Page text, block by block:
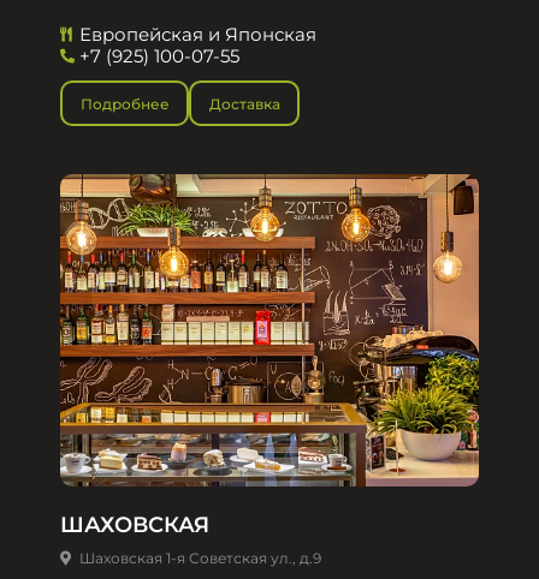
Европейская и Японская
+7 (925) 100-07-55
Подробнее Доставка
ШАХОВСКАЯ
Шаховская 1-я Советская ул., д.9